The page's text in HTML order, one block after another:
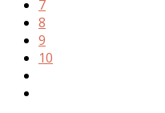
7
8
9
10